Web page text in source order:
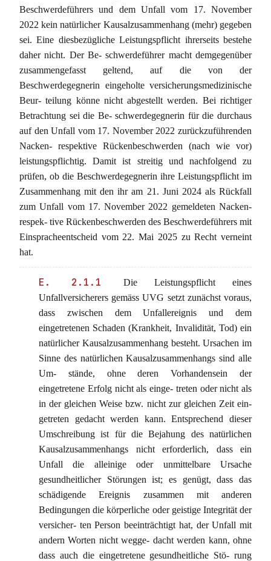
Beschwerdeführers und dem Unfall vom 17. November
2022 kein natürlicher Kausalzusammenhang (mehr) gegeben
sei. Eine diesbezügliche Leistungspflicht ihrerseits bestehe
daher nicht. Der Be- schwerdeführer macht demgegenüber
zusammengefasst geltend, auf die von der
Beschwerdegegnerin eingeholte versicherungsmedizinische
Beur- teilung könne nicht abgestellt werden. Bei richtiger
Betrachtung sei die Be- schwerdegegnerin für die durchaus
auf den Unfall vom 17. November 2022 zurückzuführenden
Nacken- respektive Rückenbeschwerden (nach wie vor)
leistungspflichtig. Damit ist streitig und nachfolgend zu
prüfen, ob die Beschwerdegegnerin ihre Leistungspflicht im
Zusammenhang mit den ihr am 21. Juni 2024 als Rückfall
zum Unfall vom 17. November 2022 gemeldeten Nacken-
respek- tive Rückenbeschwerden des Beschwerdeführers mit
Einspracheentscheid vom 22. Mai 2025 zu Recht verneint
hat.
E. 2.1.1
Die Leistungspflicht eines
Unfallversicherers gemäss UVG setzt zunächst voraus,
dass zwischen dem Unfallereignis und dem
eingetretenen Schaden (Krankheit, Invalidität, Tod) ein
natürlicher Kausalzusammenhang besteht. Ursachen im
Sinne des natürlichen Kausalzusammenhangs sind alle
Um- stände, ohne deren Vorhandensein der
eingetretene Erfolg nicht als einge- treten oder nicht als
in der gleichen Weise bzw. nicht zur gleichen Zeit ein-
getreten gedacht werden kann. Entsprechend dieser
Umschreibung ist für die Bejahung des natürlichen
Kausalzusammenhangs nicht erforderlich, dass ein
Unfall die alleinige oder unmittelbare Ursache
gesundheitlicher Störungen ist; es genügt, dass das
schädigende Ereignis zusammen mit anderen
Bedingungen die körperliche oder geistige Integrität der
versicher- ten Person beeinträchtigt hat, der Unfall mit
andern Worten nicht wegge- dacht werden kann, ohne
dass auch die eingetretene gesundheitliche Stö- rung